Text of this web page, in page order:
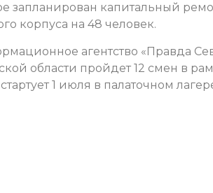
запланирован капитальный
корпуса на 48 человек.
агентство «Правда
области пройдет 12 смен в
1 июля в палаточном